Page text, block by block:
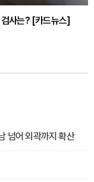
사는? [카드뉴스]
넘어 외곽까지 확산